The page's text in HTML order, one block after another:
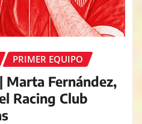
PRIMER EQUIPO
Marta Fernández,
Racing Club